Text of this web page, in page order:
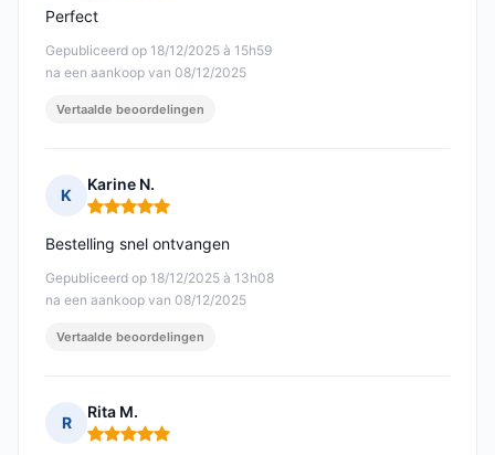
Gepubliceerd op 18/12/2025 à 15h59
na een aankoop van 08/12/2025
Perfect
Vertaalde beoordelingen
K
Karine N.
Opmerking: 5 van 5
Gepubliceerd op 18/12/2025 à 13h08
na een aankoop van 08/12/2025
Bestelling snel ontvangen
Vertaalde beoordelingen
R
Rita M.
Opmerking: 5 van 5